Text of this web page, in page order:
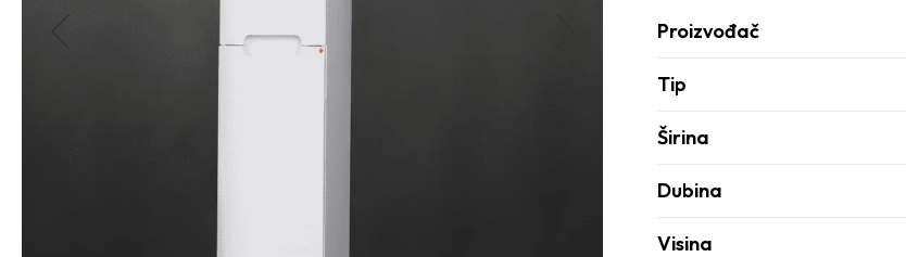
Proizvođač
Tip
Širina
Dubina
Visina